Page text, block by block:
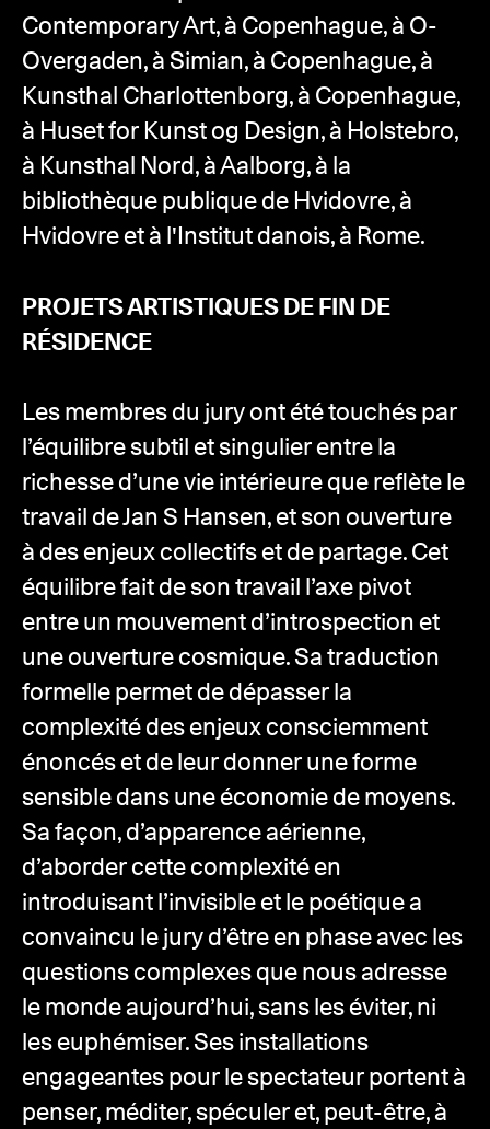
Contemporary Art, à Copenhague, à O-
Overgaden, à Simian, à Copenhague, à
Kunsthal Charlottenborg, à Copenhague,
à Huset for Kunst og Design, à Holstebro,
à Kunsthal Nord, à Aalborg, à la
bibliothèque publique de Hvidovre, à
Hvidovre et à l'Institut danois, à Rome.
PROJETS ARTISTIQUES DE FIN DE
RÉSIDENCE
Les membres du jury ont été touchés par
l’équilibre subtil et singulier entre la
richesse d’une vie intérieure que reflète le
travail de Jan S Hansen, et son ouverture
à des enjeux collectifs et de partage. Cet
équilibre fait de son travail l’axe pivot
entre un mouvement d’introspection et
une ouverture cosmique. Sa traduction
formelle permet de dépasser la
complexité des enjeux consciemment
énoncés et de leur donner une forme
sensible dans une économie de moyens.
Sa façon, d’apparence aérienne,
d’aborder cette complexité en
introduisant l’invisible et le poétique a
convaincu le jury d’être en phase avec les
questions complexes que nous adresse
le monde aujourd’hui, sans les éviter, ni
les euphémiser. Ses installations
engageantes pour le spectateur portent à
penser, méditer, spéculer et, peut-être, à